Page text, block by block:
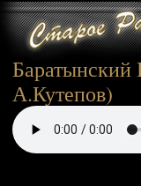
Баратынский
А.Кутепов)